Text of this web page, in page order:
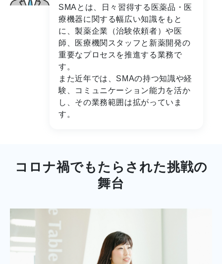
SMAとは、日々習得する医薬品・医
療機器に関する幅広い知識をもと
に、製薬企業（治験依頼者）や医
師、医療機関スタッフと新薬開発の
重要なプロセスを推進する業務で
す。
また近年では、SMAの持つ知識や経
験、コミュニケーション能力を活か
し、その業務範囲は拡がっていま
す。
コロナ禍でもたらされた挑戦の
舞台